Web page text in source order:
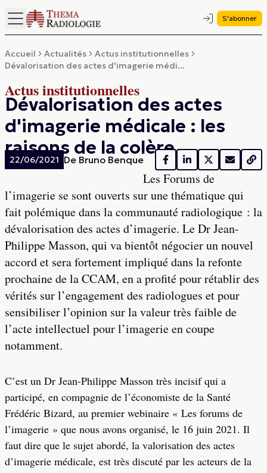
S'abonner
Accueil Actualités
Actus institutionnelles
Dévalorisation des actes d'imagerie médi...
Actus institutionnelles
Dévalorisation des actes
d'imagerie médicale : les
raisons de la colère
22/06/2021 De Bruno Benque
Les Forums de
l’imagerie se sont ouverts sur une thématique qui
fait polémique dans la communauté radiologique : la
dévalorisation des actes d’imagerie. Le Dr Jean-
Philippe Masson, qui va bientôt négocier un nouvel
accord et sera fortement impliqué dans la refonte
prochaine de la CCAM, en a profité pour rétablir des
vérités sur l’engagement des radiologues et pour
sensibiliser l’opinion sur la valeur très faible de
l’acte intellectuel pour l’imagerie en coupe
notamment.
C’est un Dr Jean-Philippe Masson très incisif qui a
participé, en compagnie de l’économiste de la Santé
Frédéric Bizard, au premier webinaire « Les forums de
l’imagerie » que nous avons organisé, le 16 juin 2021. Il
faut dire que le sujet abordé, la valorisation des actes
d’imagerie médicale, est très discuté par les acteurs de la